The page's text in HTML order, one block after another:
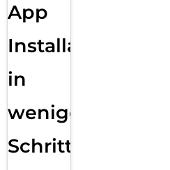
App
Installation
in
wenigen
Schritten